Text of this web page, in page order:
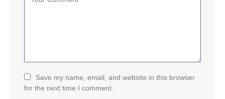
Save my name, email, and website in this browser
for the next time I comment.